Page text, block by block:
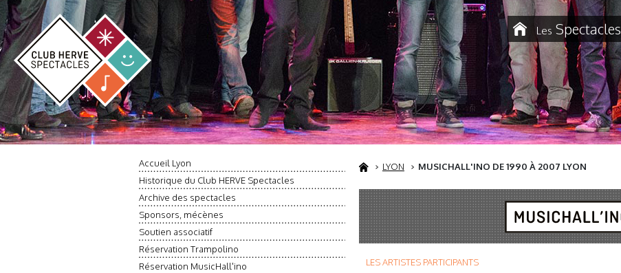
Les Spectacles
Accueil Lyon
Historique du Club HERVE Spectacles
Archive des spectacles
Sponsors, mécènes
Soutien associatif
Réservation Trampolino
Réservation MusicHall'ino
LYON MUSICHALL'INO DE 1990 À 2007 LYON
LES ARTISTES PARTICIPANTS